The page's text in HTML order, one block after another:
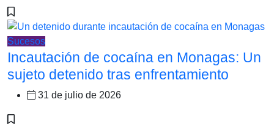
Sucesos
Incautación de cocaína en Monagas: Un
sujeto detenido tras enfrentamiento
31 de julio de 2026